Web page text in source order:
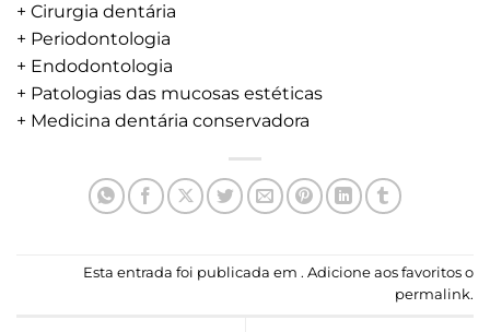
+ Cirurgia dentária
+ Periodontologia
+ Endodontologia
+ Patologias das mucosas estéticas
+ Medicina dentária conservadora
Esta entrada foi publicada em . Adicione aos favoritos o
permalink.